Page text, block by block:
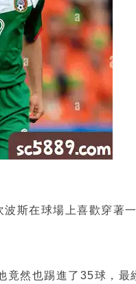
斯在球場上喜歡穿著
然也踢進了35球，